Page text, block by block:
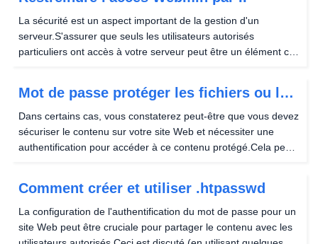
La sécurité est un aspect important de la gestion d'un
serveur.S'assurer que seuls les utilisateurs autorisés
particuliers ont accès à votre serveur peut être un élément clé
Mot de passe protéger les fichiers ou les
répertoires avec .htaccess
Dans certains cas, vous constaterez peut-être que vous devez
sécuriser le contenu sur votre site Web et nécessiter une
authentification pour accéder à ce contenu protégé.Cela peut
Comment créer et utiliser .htpasswd
La configuration de l'authentification du mot de passe pour un
site Web peut être cruciale pour partager le contenu avec les